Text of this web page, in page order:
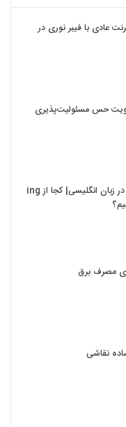
عادی با فیبر نوری در
حس مسئولیت‌پذیری
کاربرد ing در زبان انگلیسی| کجا از ing
مصرف برق